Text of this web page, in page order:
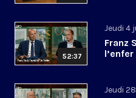
52:37
Jeudi 4
Franz
l’enfer
Jeudi